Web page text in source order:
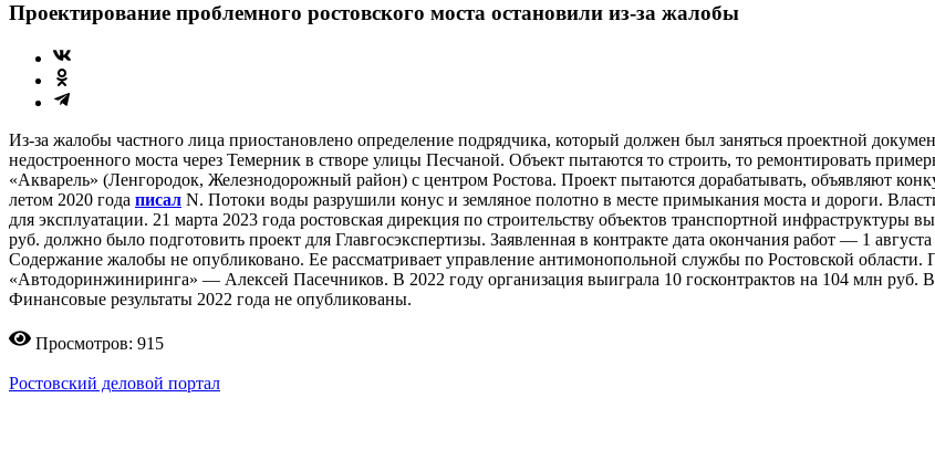
Проектирование проблемного ростовского моста остановили из-за жалобы
Из-за жалобы частного лица приостановлено определение подрядчика, который должен был заняться проектной
недостроенного моста через Темерник в створе улицы Песчаной. Объект пытаются то строить, то ремонтировать
«Акварель» (Ленгородок, Железнодорожный район) с центром Ростова. Проект пытаются дорабатывать, объявляют
летом 2020 года писал N. Потоки воды разрушили конус и земляное полотно в месте примыкания моста и дороги.
для эксплуатации. 21 марта 2023 года ростовская дирекция по строительству объектов транспортной
руб. должно было подготовить проект для Главгосэкспертизы. Заявленная в контракте дата окончания работ — 1
Содержание жалобы не опубликовано. Ее рассматривает управление антимонопольной службы по Ростовской
«Автодоринжиниринга» — Алексей Пасечников. В 2022 году организация выиграла 10 госконтрактов на 104 млн
Финансовые результаты 2022 года не опубликованы.
Просмотров: 915
Ростовский деловой портал